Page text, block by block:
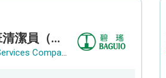
兼職廚房早班清潔員（長沙灣）
Baguio Cleaning Services Company Limited